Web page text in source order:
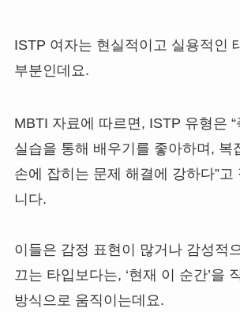
ISTP 여자는 현실적이고 실용적인
부분인데요.
MBTI 자료에 따르면, ISTP 유형은
실습을 통해 배우기를 좋아하며, 복
손에 잡히는 문제 해결에 강하다”고
니다.
이들은 감정 표현이 많거나 감성적
끄는 타입보다는, ‘현재 이 순간’을
방식으로 움직이는데요.